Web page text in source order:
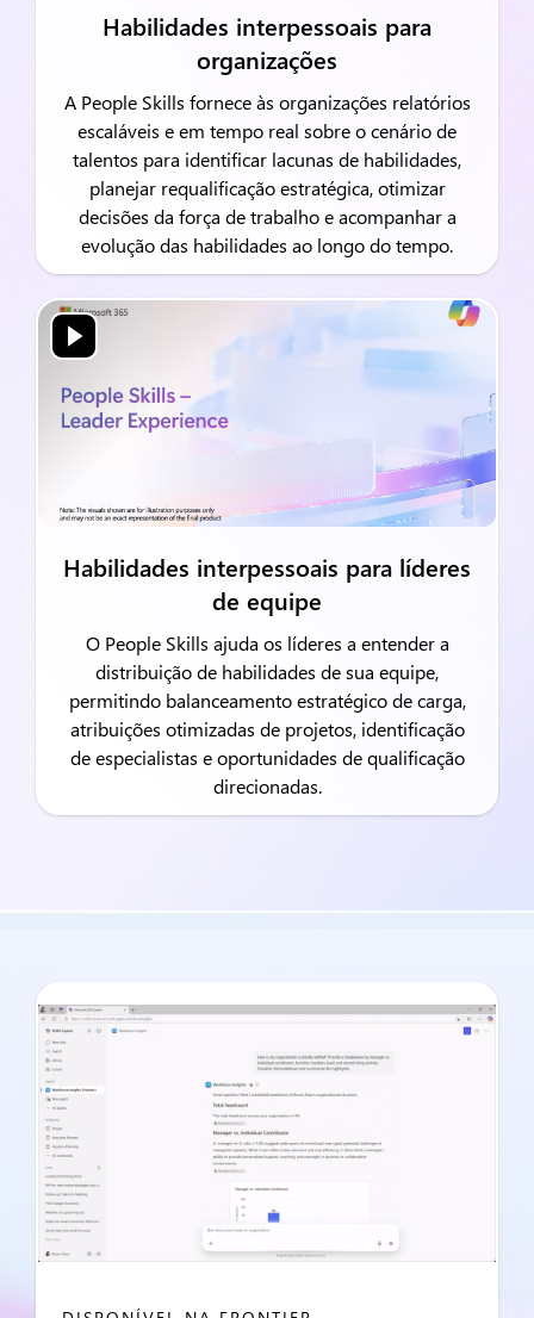
Habilidades interpessoais para
organizações
A People Skills fornece às organizações relatórios
escaláveis e em tempo real sobre o cenário de
talentos para identificar lacunas de habilidades,
planejar requalificação estratégica, otimizar
decisões da força de trabalho e acompanhar a
evolução das habilidades ao longo do tempo.
Habilidades interpessoais para líderes
de equipe
O People Skills ajuda os líderes a entender a
distribuição de habilidades de sua equipe,
permitindo balanceamento estratégico de carga,
atribuições otimizadas de projetos, identificação
de especialistas e oportunidades de qualificação
direcionadas.